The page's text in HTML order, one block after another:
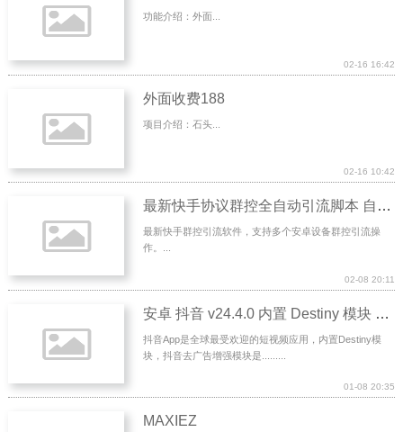
功能介绍：外面...
02-16 16:42
外面收费188
项目介绍：石头...
02-16 10:42
最新快手协议群控全自动引流脚本 自动私信点赞关注等
最新快手群控引流软件，支持多个安卓设备群控引流操
作。...
02-08 20:11
安卓 抖音 v24.4.0 内置 Destiny 模块 v1.5.5 多功能去水印 XP 模块
抖音App是全球最受欢迎的短视频应用，内置Destiny模
块，抖音去广告增强模块是.........
01-08 20:35
MAXIEZ